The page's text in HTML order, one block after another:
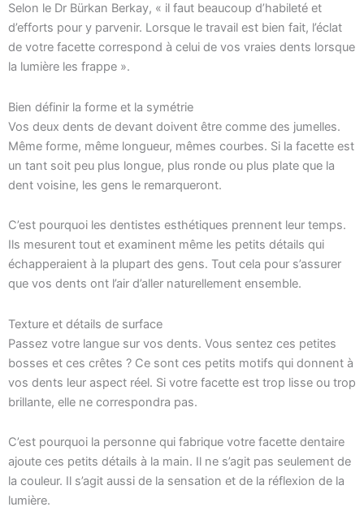
Selon le Dr Bürkan Berkay, « il faut beaucoup d’habileté et
d’efforts pour y parvenir. Lorsque le travail est bien fait, l’éclat
de votre facette correspond à celui de vos vraies dents lorsque
la lumière les frappe ».
Bien définir la forme et la symétrie
Vos deux dents de devant doivent être comme des jumelles.
Même forme, même longueur, mêmes courbes. Si la facette est
un tant soit peu plus longue, plus ronde ou plus plate que la
dent voisine, les gens le remarqueront.
C’est pourquoi les dentistes esthétiques prennent leur temps.
Ils mesurent tout et examinent même les petits détails qui
échapperaient à la plupart des gens. Tout cela pour s’assurer
que vos dents ont l’air d’aller naturellement ensemble.
Texture et détails de surface
Passez votre langue sur vos dents. Vous sentez ces petites
bosses et ces crêtes ? Ce sont ces petits motifs qui donnent à
vos dents leur aspect réel. Si votre facette est trop lisse ou trop
brillante, elle ne correspondra pas.
C’est pourquoi la personne qui fabrique votre facette dentaire
ajoute ces petits détails à la main. Il ne s’agit pas seulement de
la couleur. Il s’agit aussi de la sensation et de la réflexion de la
lumière.